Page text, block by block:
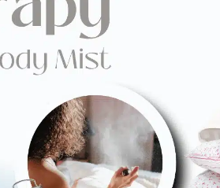
ผลิตภัณฑ์ดูแลผิวสำหรับผู้ชาย